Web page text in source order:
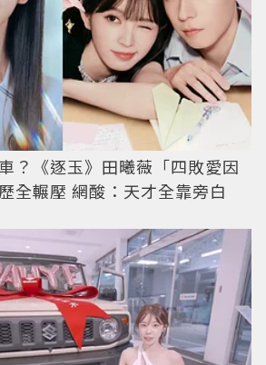
？《逐玉》田曦薇「四敗愛因
全輾壓 網酸：天才全靠旁白